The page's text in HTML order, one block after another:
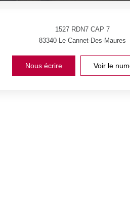
1527 RDN7 CAP 7
83340 Le Cannet-Des-Maures
Nous écrire Voir le